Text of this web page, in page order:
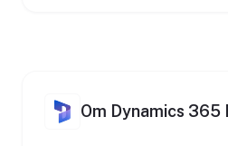
Om Dynamics 365